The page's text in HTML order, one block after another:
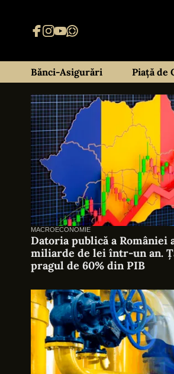
Bănci-Asigurări Piață de
MACROECONOMIE
Datoria publică a României
miliarde de lei într-un an.
pragul de 60% din PIB